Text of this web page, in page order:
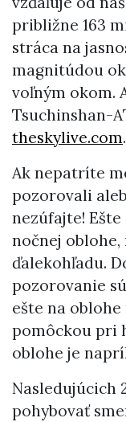
približne 163
stráca na
magnitúdou
voľným okom.
Tsuchinshan-
theskylive.com.
Ak nepatríte
pozorovali
nezúfajte!
nočnej oblohe,
ďalekohľadu.
pozorovanie
ešte na oblohe
pomôckou pri
oblohe je
Nasledujúcich
pohybovať